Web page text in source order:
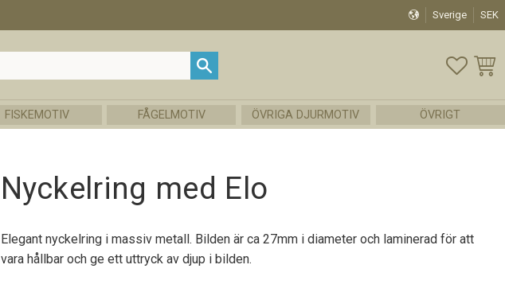
Sverige SEK
FISKEMOTIV FÅGELMOTIV ÖVRIGA DJURMOTIV ÖVRIGT
Nyckelring med Elo
Elegant nyckelring i massiv metall. Bilden är ca 27mm i diameter och laminerad för att
vara hållbar och ge ett uttryck av djup i bilden.